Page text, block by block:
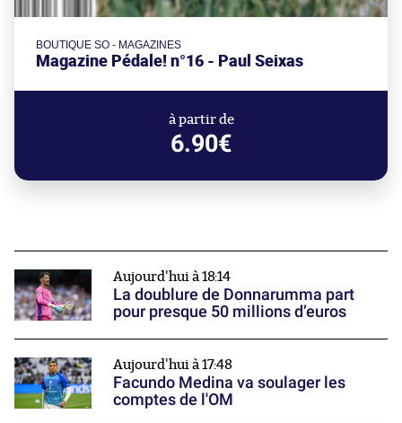
BOUTIQUE SO - MAGAZINES
Magazine Pédale! n°16 - Paul Seixas
à partir de
6.90€
Aujourd'hui à 18:14
La doublure de Donnarumma part
pour presque 50 millions d’euros
Aujourd'hui à 17:48
Facundo Medina va soulager les
comptes de l'OM